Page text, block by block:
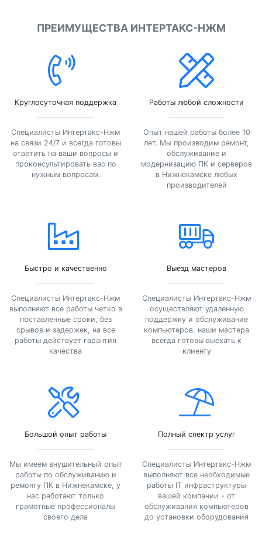
ПРЕИМУЩЕСТВА ИНТЕРТАКС-НЖМ
Круглосуточная поддержка
Специалисты Интертакс-Нжм
на связи 24/7 и всегда готовы
ответить на ваши вопросы и
проконсультировать вас по
нужным вопросам.
Работы любой сложности
Опыт нашей работы более 10
лет. Мы производим ремонт,
обслуживание и
модернизацию ПК и серверов
в Нижнекамске любых
производителей
Быстро и качественно
Специалисты Интертакс-Нжм
выполняют все работы четко в
поставленные сроки, без
срывов и задержек, на все
работы действует гарантия
качества
Выезд мастеров
Специалисты Интертакс-Нжм
осуществляют удаленную
поддержку и обслуживание
компьютеров, наши мастера
всегда готовы выехать к
клиенту
Большой опыт работы
Мы имеем внушительный опыт
работы по обслуживанию и
ремонту ПК в Нижнекамске, у
нас работают только
грамотные профессионалы
своего дела
Полный спектр услуг
Специалисты Интертакс-Нжм
выполняют все необходимые
работы IT инфраструктуры
вашей компании - от
обслуживания компьютеров
до установки оборудования